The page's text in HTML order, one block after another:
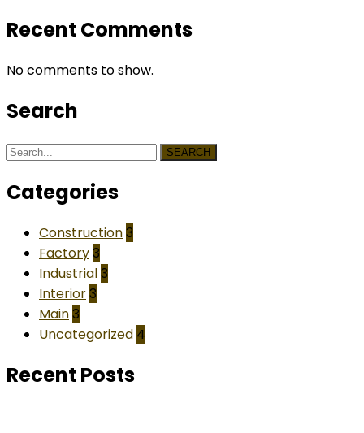
Recent Comments
No comments to show.
Search
SEARCH
Categories
Construction 3
Factory 3
Industrial 3
Interior 3
Main 3
Uncategorized 4
Recent Posts